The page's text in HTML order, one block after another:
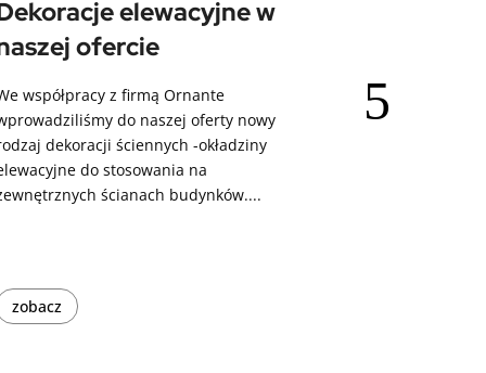
elewacyjne w
ofercie
współpracy z firmą Ornante
do naszej oferty nowy
dekoracji ściennych -okładziny
do stosowania na
ścianach budynków....
zobacz
naszych grafik
do